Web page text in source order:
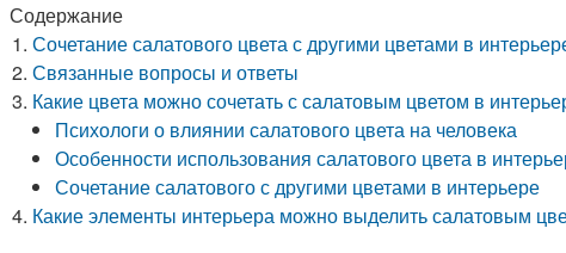
Содержание
Сочетание салатового цвета с другими цветами в
Связанные вопросы и ответы
Какие цвета можно сочетать с салатовым цветом в
Психологи о влиянии салатового цвета на человека
Особенности использования салатового цвета в
Сочетание салатового с другими цветами в интерьере
Какие элементы интерьера можно выделить салатовым